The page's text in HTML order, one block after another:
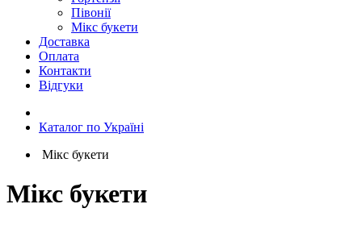
Півонії
Мікс букети
Доставка
Оплата
Контакти
Відгуки
Каталог по Україні
Мікс букети
Мікс букети